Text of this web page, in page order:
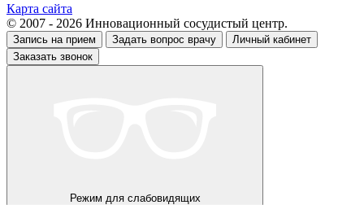
Карта сайта
© 2007 - 2026 Инновационный сосудистый центр.
Запись на прием Задать вопрос врачу
Личный кабинет
Заказать звонок
Режим для слабовидящих